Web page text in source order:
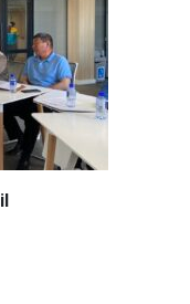
сум